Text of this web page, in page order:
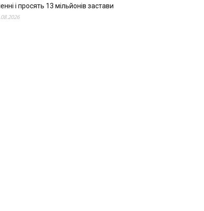
і просять 13 мільйонів застави